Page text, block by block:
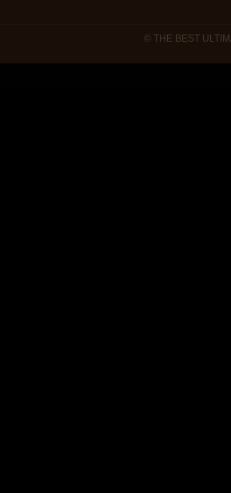
© THE BEST